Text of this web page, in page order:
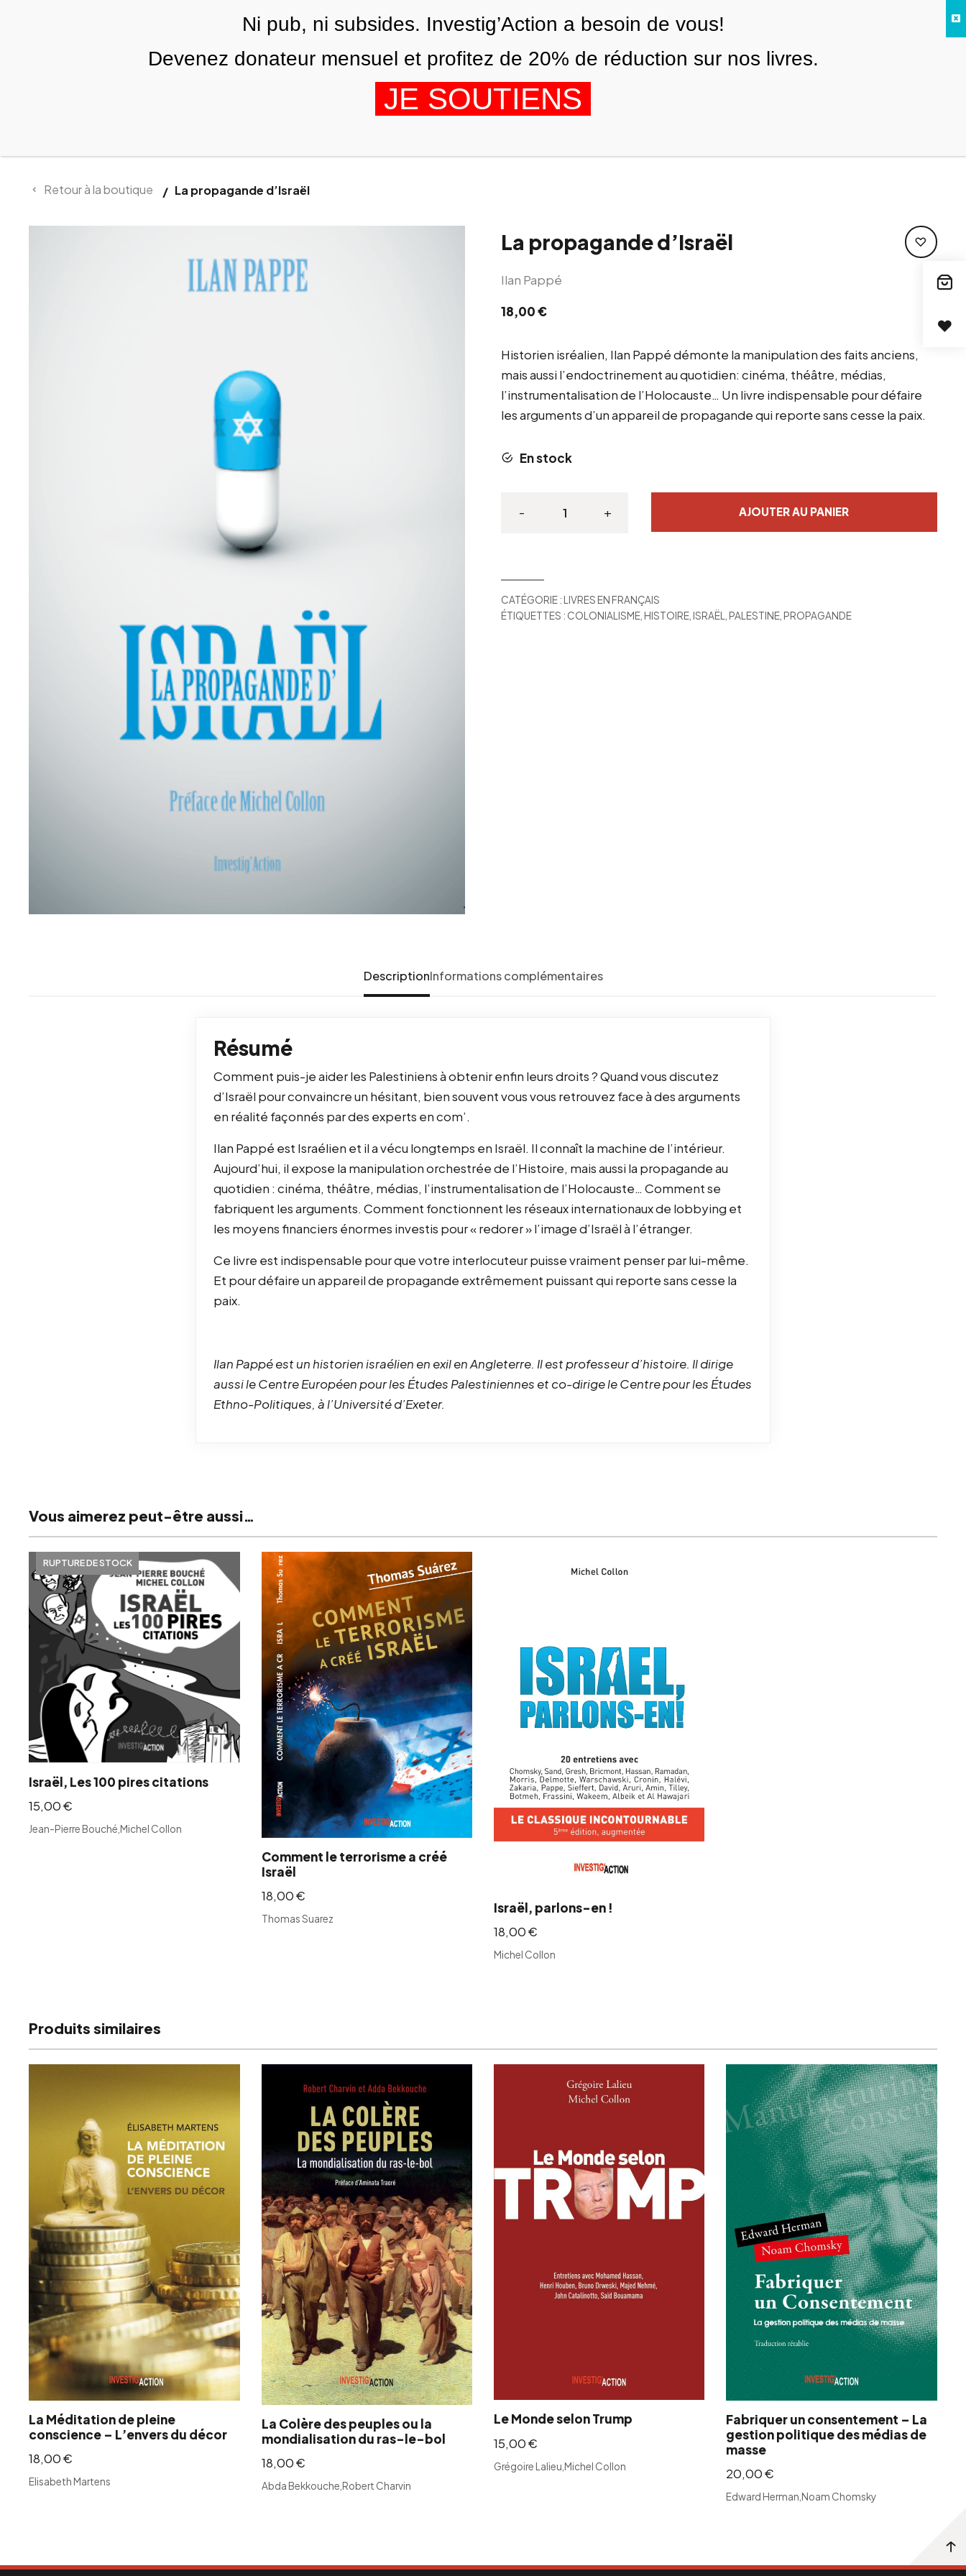
NOUS AGENDA
Retour à la boutique La propagande d’Israël
La propagande d’Israël
Ilan Pappé
18,00€
Historien isréalien, Ilan Pappé démonte la manipulation des faits anciens,
mais aussi l’endoctrinement au quotidien: cinéma, théâtre, médias,
l’instrumentalisation de l’Holocauste… Un livre indispensable pour défaire
les arguments d’un appareil de propagande qui reporte sans cesse la paix.
En stock
La
- + AJOUTER AU PANIER
CATÉGORIE : LIVRES EN FRANÇAIS
ÉTIQUETTES : COLONIALISME HISTOIRE ISRAËL PALESTINE PROPAGANDE
DescriptionInformations complémentaires
Résumé
Comment puis-je aider les Palestiniens à obtenir enfin leurs droits ? Quand vous discutez
d’Israël pour convaincre un hésitant, bien souvent vous vous retrouvez face à des arguments
en réalité façonnés par des experts en com’.
Ilan Pappé est Israélien et il a vécu longtemps en Israël. Il connaît la machine de l’intérieur.
Aujourd’hui, il expose la manipulation orchestrée de l’Histoire, mais aussi la propagande au
quotidien : cinéma, théâtre, médias, l’instrumentalisation de l’Holocauste… Comment se
fabriquent les arguments. Comment fonctionnent les réseaux internationaux de lobbying et
les moyens financiers énormes investis pour « redorer » l’image d’Israël à l’étranger.
Ce livre est indispensable pour que votre interlocuteur puisse vraiment penser par lui-même.
Et pour défaire un appareil de propagande extrêmement puissant qui reporte sans cesse la
paix.
Ilan Pappé est un historien israélien en exil en Angleterre. Il est professeur d’histoire. Il dirige
aussi le Centre Européen pour les Études Palestiniennes et co-dirige le Centre pour les Études
Ethno-Politiques, à l’Université d’Exeter.
Vous aimerez peut-être aussi…
RUPTURE DE STOCK
Israël, Les 100 pires citations
15,00€
Jean-Pierre Bouché Michel Collon
Comment le terrorisme a créé
Israël
18,00€
Thomas Suarez
Israël, parlons-en !
18,00€
Michel Collon
Produits similaires
La Méditation de pleine
conscience – L’envers du décor
18,00€
Elisabeth Martens
La Colère des peuples ou la
mondialisation du ras-le-bol
18,00€
Abda Bekkouche,Robert Charvin
Le Monde selon Trump
15,00€
Grégoire Lalieu Michel Collon
Fabriquer un consentement – La
gestion politique des médias de
masse
20,00€
Edward Herman Noam Chomsky
Ni pub, ni subsides. Investig’Action a besoin de vous!
Devenez donateur mensuel et profitez de 20% de réduction sur nos livres.
JE SOUTIENS